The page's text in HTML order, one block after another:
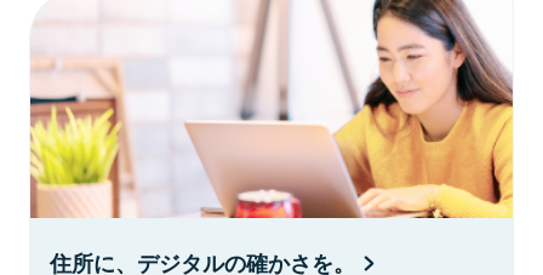
住所に、デジタルの確かさを。